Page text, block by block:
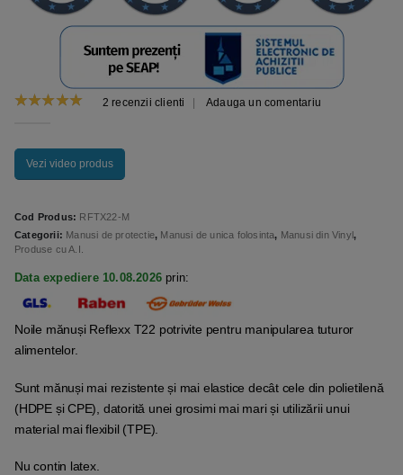
2 recenzii clienti | Adauga un comentariu
Vezi video produs
Cod Produs: RFTX22-M
Categorii: Manusi de protectie, Manusi de unica folosinta, Manusi din Vinyl,
Produse cu A.I.
Data expediere 10.08.2026 prin:
Noile mănuși Reflexx T22 potrivite pentru manipularea tuturor
alimentelor.
Sunt mănuși mai rezistente și mai elastice decât cele din polietilenă
(HDPE și CPE), datorită unei grosimi mai mari și utilizării unui
material mai flexibil (TPE).
Nu contin latex.